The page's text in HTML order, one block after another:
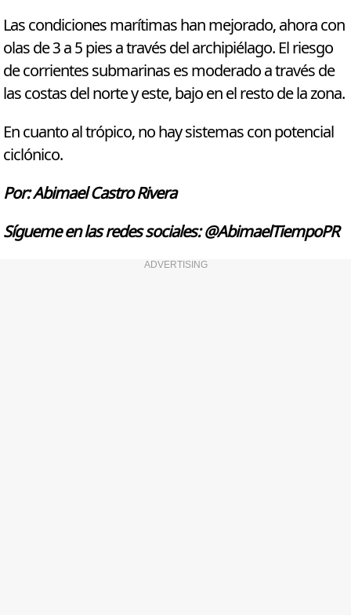
Las condiciones marítimas han mejorado, ahora con
olas de 3 a 5 pies a través del archipiélago. El riesgo
de corrientes submarinas es moderado a través de
las costas del norte y este, bajo en el resto de la zona.
En cuanto al trópico, no hay sistemas con potencial
ciclónico.
Por: Abimael Castro Rivera
Sígueme en las redes sociales: @AbimaelTiempoPR
ADVERTISING